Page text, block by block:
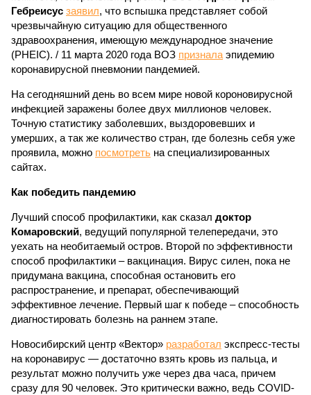
Гебреисус заявил, что вспышка представляет собой
чрезвычайную ситуацию для общественного
здравоохранения, имеющую международное значение
(PHEIC). / 11 марта 2020 года ВОЗ признала эпидемию
коронавирусной пневмонии пандемией.
На сегодняшний день во всем мире новой короновирусной
инфекцией заражены более двух миллионов человек.
Точную статистику заболевших, выздоровевших и
умерших, а так же количество стран, где болезнь себя уже
проявила, можно посмотреть на специализированных
сайтах.
Как победить пандемию
Лучший способ профилактики, как сказал доктор
Комаровский, ведущий популярной телепередачи, это
уехать на необитаемый остров. Второй по эффективности
способ профилактики – вакцинация. Вирус силен, пока не
придумана вакцина, способная остановить его
распространение, и препарат, обеспечивающий
эффективное лечение. Первый шаг к победе – способность
диагностировать болезнь на раннем этапе.
Новосибирский центр «Вектор» разработал экспресс-тесты
на коронавирус — достаточно взять кровь из пальца, и
результат можно получить уже через два часа, причем
сразу для 90 человек. Это критически важно, ведь COVID-